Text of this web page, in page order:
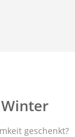
geschenkt?